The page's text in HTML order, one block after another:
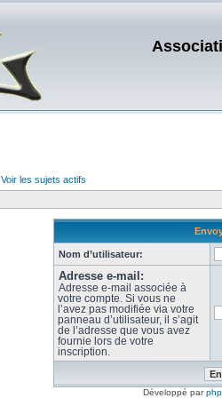
Voir les sujets actifs
Nom d’utilisateur:
Adresse e-mail:
Adresse e-mail associée à
votre compte. Si vous ne
l’avez pas modifiée via votre
panneau d’utilisateur, il s’agit
de l’adresse que vous avez
fournie lors de votre
inscription.
Développé par